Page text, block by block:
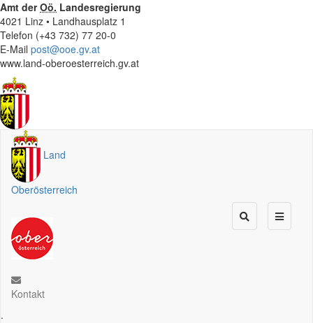
Amt derOö. Landesregierung
4021 Linz • Landhausplatz 1
Telefon (+43 732) 77 20-0
E-Mail post@ooe.gv.at
www.land-oberoesterreich.gv.at
Land
Oberösterreich
Kontakt
.